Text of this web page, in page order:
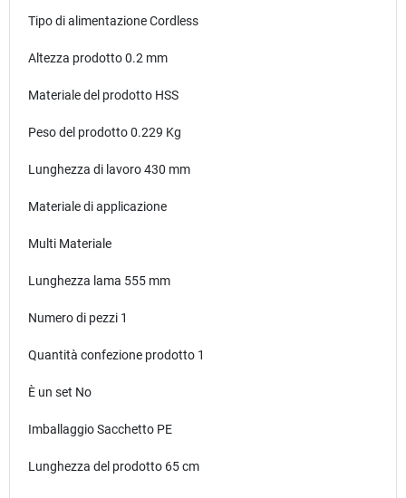
Tipo di alimentazione Cordless
Altezza prodotto 0.2 mm
Materiale del prodotto HSS
Peso del prodotto 0.229 Kg
Lunghezza di lavoro 430 mm
Materiale di applicazione
Multi Materiale
Lunghezza lama 555 mm
Numero di pezzi 1
Quantità confezione prodotto 1
È un set No
Imballaggio Sacchetto PE
Lunghezza del prodotto 65 cm